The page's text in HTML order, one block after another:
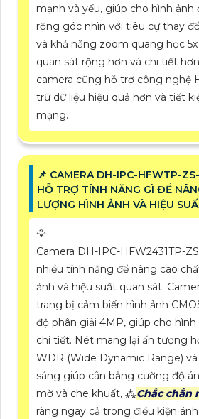
mạnh và yếu, giúp cho hình ảnh
rộng góc nhìn với tiêu cự thay
và khả năng zoom quang học
quan sát rộng hơn và chi tiết
camera cũng hỗ trợ công nghệ
trữ dữ liệu hiệu quả hơn và tiết
mạng.
📌 CAMERA DH-IPC-HFWTP-
HỖ TRỢ TÍNH NĂNG GÌ ĐỂ
LƯỢNG HÌNH ẢNH VÀ HIỆU
🦅
Camera DH-IPC-HFW2431TP-
nhiều tính năng để nâng cao
ảnh và hiệu suất quan sát.
trang bị cảm biến hình ảnh
độ phân giải 4MP, giúp cho
chi tiết. Nét mang lại ấn tượng
WDR (Wide Dynamic Range)
sáng giúp cân bằng cường độ
mờ và che khuất, ⁂Chắc chắn
ràng ngay cả trong điều kiện